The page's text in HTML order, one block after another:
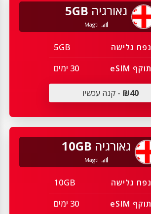
גאורגיה 5GB
נפח גלישה 5GB
תוקף eSIM 30 ימים
₪40 - קנה עכשיו
גאורגיה 10GB
נפח גלישה 10GB
תוקף eSIM 30 ימים